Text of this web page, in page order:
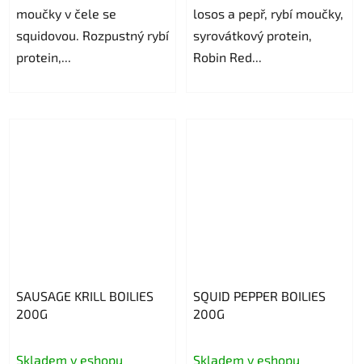
moučky v čele se
squidovou. Rozpustný rybí
protein,...
losos a pepř, rybí moučky,
syrovátkový protein,
Robin Red...
SAUSAGE KRILL BOILIES
200G
Skladem v eshopu
SQUID PEPPER BOILIES
200G
Skladem v eshopu